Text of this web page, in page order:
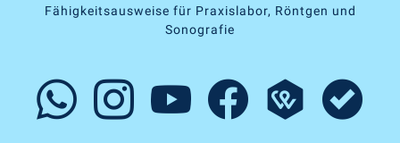
Fähigkeitsausweise für Praxislabor, Röntgen und
Sonografie